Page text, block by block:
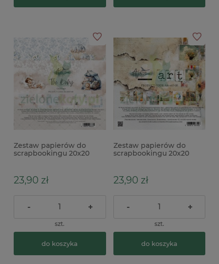
Zestaw papierów do
scrapbookingu 20x20
23,90 zł
- +
szt.
do koszyka
Zestaw papierów do
scrapbookingu 20x20
23,90 zł
- +
szt.
do koszyka